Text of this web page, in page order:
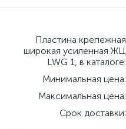
Пластина крепежная
широкая усиленная ЖЦ
LWG 1, в каталоге:
Минимальная цена:
Максимальная цена:
Срок доставки: